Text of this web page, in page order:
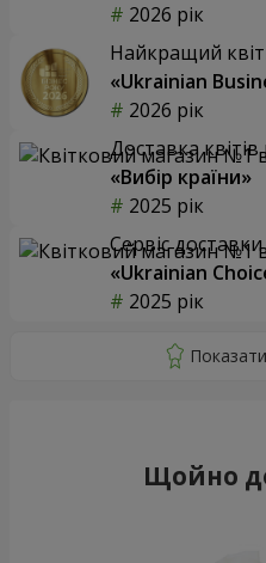
2026 рік
Найкращий
«Ukrainian
2026 рік
Доставка квітів
«Вибір країни»
2025 рік
Сервіс доставки
«Ukrainian
2025 рік
Щойно